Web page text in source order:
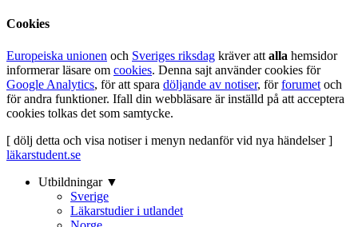
Cookies
Europeiska unionen och Sveriges riksdag kräver att alla hemsidor
informerar läsare om cookies. Denna sajt använder cookies för
Google Analytics, för att spara döljande av notiser, förforumet och
för andra funktioner. Ifall din webbläsare är inställd på att acceptera
cookies tolkas det som samtycke.
[ dölj detta och visa notiser i menyn nedanför vid nya händelser ]
läkarstudent.se
Utbildningar ▼
Sverige
Läkarstudier i utlandet